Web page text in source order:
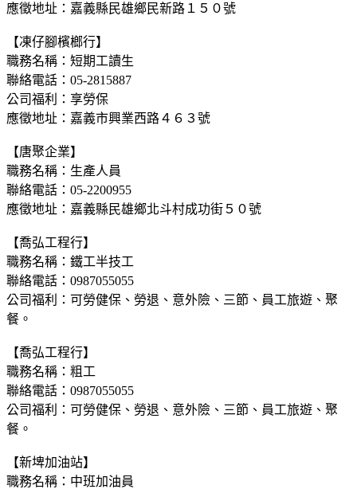
應徵地址：嘉義縣民雄鄉民新路１５０號
【凍仔腳檳榔行】
職務名稱：短期工讀生
聯絡電話：05-2815887
公司福利：享勞保
應徵地址：嘉義市興業西路４６３號
【唐聚企業】
職務名稱：生產人員
聯絡電話：05-2200955
應徵地址：嘉義縣民雄鄉北斗村成功街５０號
【喬弘工程行】
職務名稱：鐵工半技工
聯絡電話：0987055055
公司福利：可勞健保、勞退、意外險、三節、員工旅遊、聚
餐。
【喬弘工程行】
職務名稱：粗工
聯絡電話：0987055055
公司福利：可勞健保、勞退、意外險、三節、員工旅遊、聚
餐。
【新埤加油站】
職務名稱：中班加油員